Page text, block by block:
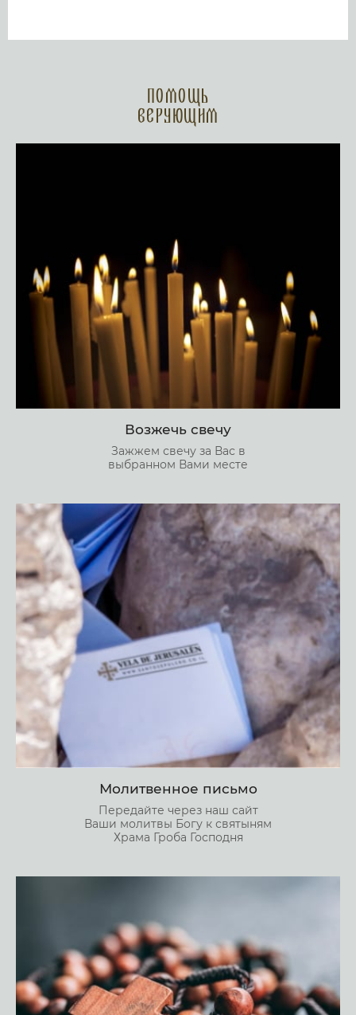
Помощь
верующим
Возжечь свечу
Зажжем свечу за Вас в
выбранном Вами месте
Молитвенное письмо
Передайте через наш сайт
Ваши молитвы Богу к святыням
Храма Гроба Господня